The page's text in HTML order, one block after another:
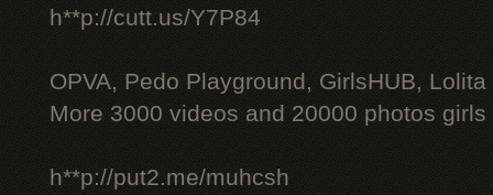
h**p://cutt.us/Y7P84
OPVA, Pedo Playground, GirlsHUB, Lolita
More 3000 videos and 20000 photos
h**p://put2.me/muhcsh